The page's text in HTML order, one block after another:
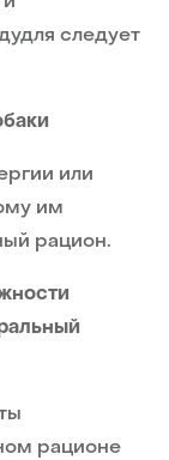
следует
или
им
рацион.
рационе